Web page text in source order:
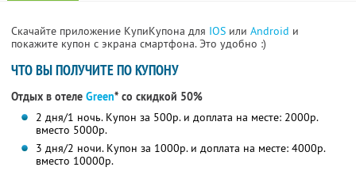
Скачайте приложение КупиКупона для IOS или Android и
покажите купон с экрана смартфона. Это удобно :)
ЧТО ВЫ ПОЛУЧИТЕ ПО КУПОНУ
Отдых в отеле Green* со скидкой 50%
2 дня/1 ночь. Купон за 500р. и доплата на месте: 2000р.
вместо 5000р.
3 дня/2 ночи. Купон за 1000р. и доплата на месте: 4000р.
вместо 10000р.